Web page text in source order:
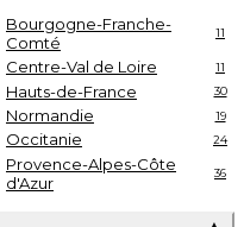
Bourgogne-Franche-
Comté
11
Centre-Val de Loire 11
Hauts-de-France 30
Normandie 19
Occitanie 24
Provence-Alpes-Côte
d'Azur
36